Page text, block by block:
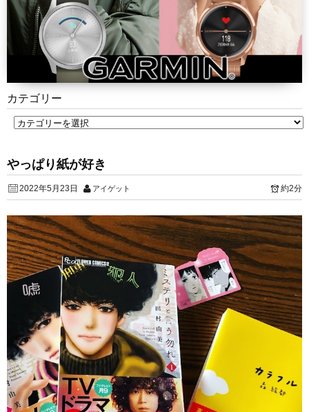
カテゴリー
やっぱり紙が好き
2022年5月23日 アイゲット 約2分